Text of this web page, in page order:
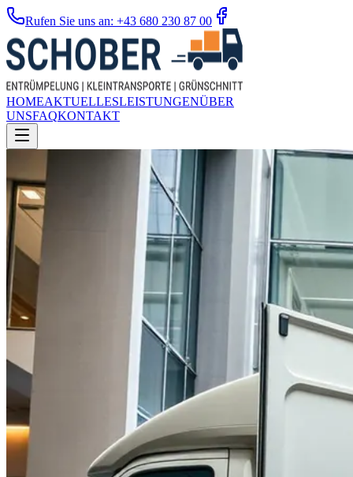
Rufen Sie uns an: +43 680 230 87 00
HOMEAKTUELLESLEISTUNGENÜBER
UNSFAQKONTAKT